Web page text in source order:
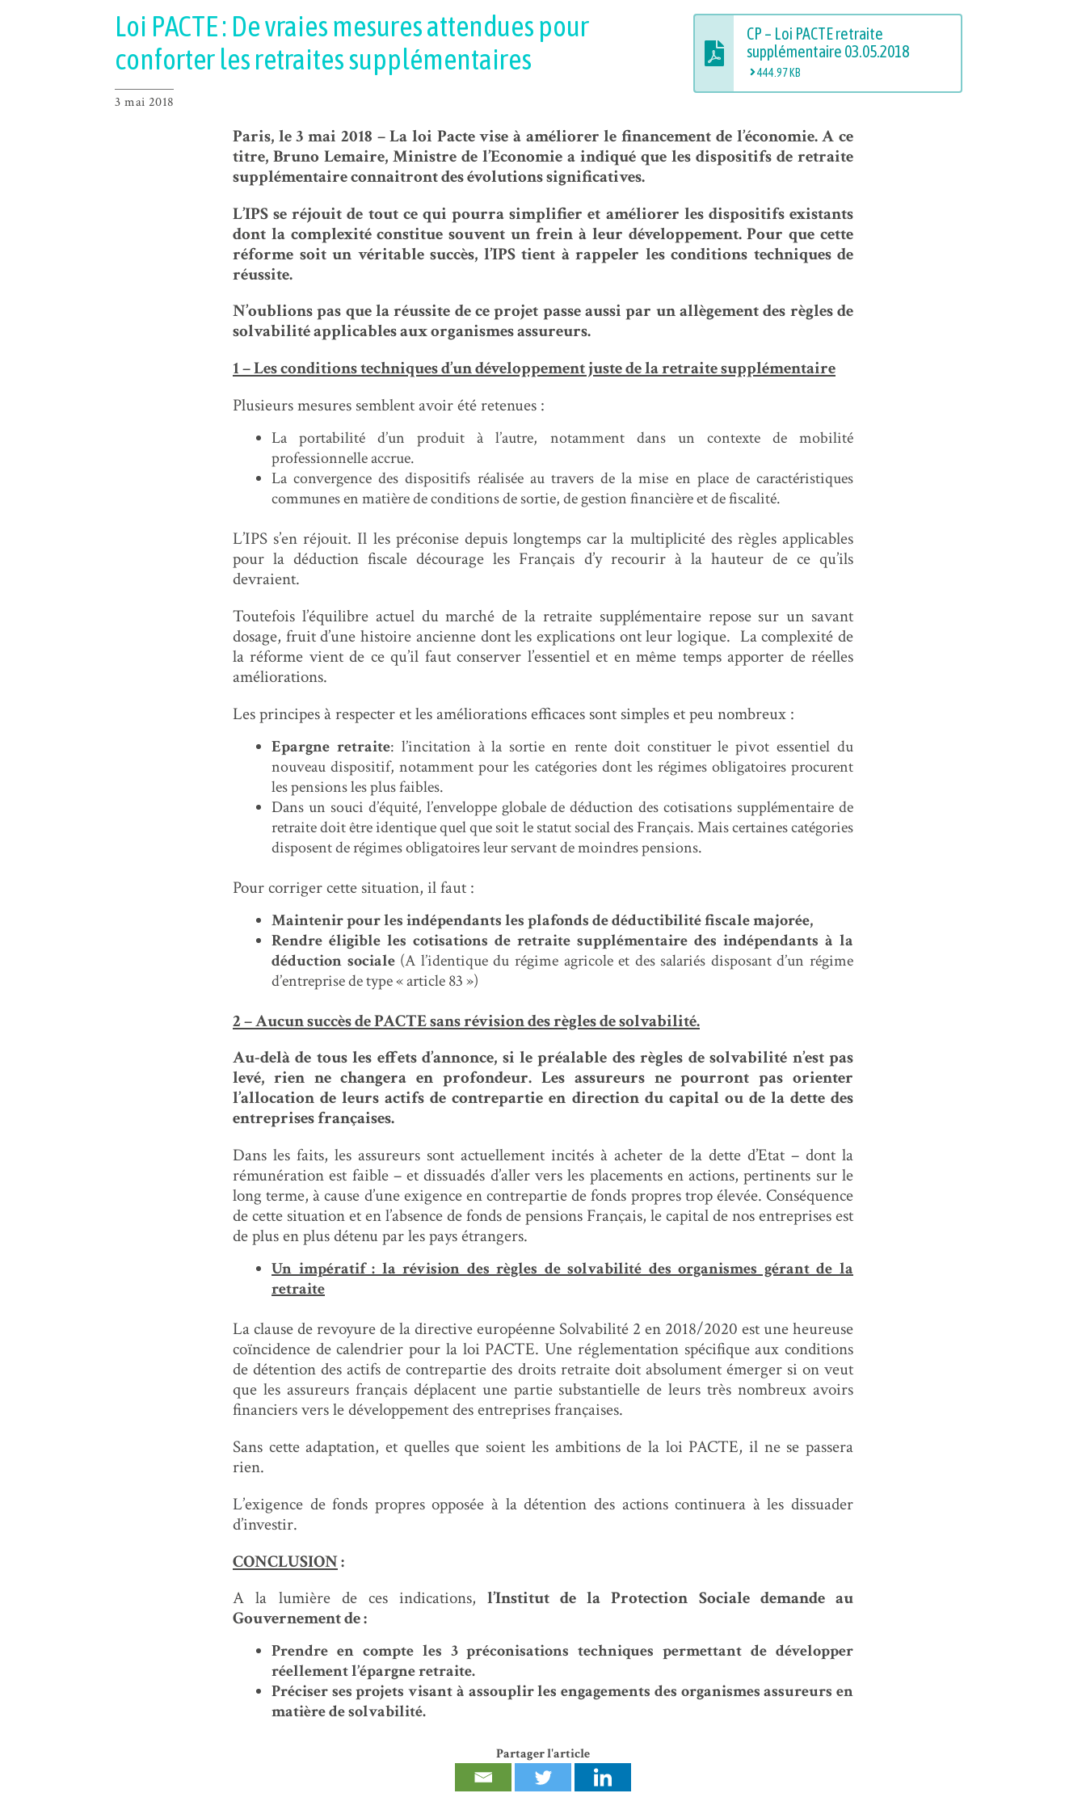
Loi PACTE : De vraies mesures attendues pour
conforter les retraites supplémentaires
3 mai 2018
CP – Loi PACTE retraite
supplémentaire 03.05.2018
444.97 KB
Paris, le 3 mai 2018 – La loi Pacte vise à améliorer le financement de l’économie. A ce
titre, Bruno Lemaire, Ministre de l’Economie a indiqué que les dispositifs de retraite
supplémentaire connaitront des évolutions significatives.
L’IPS se réjouit de tout ce qui pourra simplifier et améliorer les dispositifs existants
dont la complexité constitue souvent un frein à leur développement. Pour que cette
réforme soit un véritable succès, l’IPS tient à rappeler les conditions techniques de
réussite.
N’oublions pas que la réussite de ce projet passe aussi par un allègement des règles de
solvabilité applicables aux organismes assureurs.
1 – Les conditions techniques d’un développement juste de la retraite supplémentaire
Plusieurs mesures semblent avoir été retenues :
La portabilité d’un produit à l’autre, notamment dans un contexte de mobilité
professionnelle accrue.
La convergence des dispositifs réalisée au travers de la mise en place de caractéristiques
communes en matière de conditions de sortie, de gestion financière et de fiscalité.
L’IPS s’en réjouit. Il les préconise depuis longtemps car la multiplicité des règles applicables
pour la déduction fiscale décourage les Français d’y recourir à la hauteur de ce qu’ils
devraient.
Toutefois l’équilibre actuel du marché de la retraite supplémentaire repose sur un savant
dosage, fruit d’une histoire ancienne dont les explications ont leur logique. La complexité de
la réforme vient de ce qu’il faut conserver l’essentiel et en même temps apporter de réelles
améliorations.
Les principes à respecter et les améliorations efficaces sont simples et peu nombreux :
Epargne retraite: l’incitation à la sortie en rente doit constituer le pivot essentiel du
nouveau dispositif, notamment pour les catégories dont les régimes obligatoires procurent
les pensions les plus faibles.
Dans un souci d’équité, l’enveloppe globale de déduction des cotisations supplémentaire de
retraite doit être identique quel que soit le statut social des Français. Mais certaines catégories
disposent de régimes obligatoires leur servant de moindres pensions.
Pour corriger cette situation, il faut :
Maintenir pour les indépendants les plafonds de déductibilité fiscale majorée,
Rendre éligible les cotisations de retraite supplémentaire des indépendants à la
déduction sociale(A l’identique du régime agricole et des salariés disposant d’un régime
d’entreprise de type « article 83 »)
2 – Aucun succès de PACTE sans révision des règles de solvabilité.
Au-delà de tous les effets d’annonce, si le préalable des règles de solvabilité n’est pas
levé, rien ne changera en profondeur. Les assureurs ne pourront pas orienter
l’allocation de leurs actifs de contrepartie en direction du capital ou de la dette des
entreprises françaises.
Dans les faits, les assureurs sont actuellement incités à acheter de la dette d’Etat – dont la
rémunération est faible – et dissuadés d’aller vers les placements en actions, pertinents sur le
long terme, à cause d’une exigence en contrepartie de fonds propres trop élevée. Conséquence
de cette situation et en l’absence de fonds de pensions Français, le capital de nos entreprises est
de plus en plus détenu par les pays étrangers.
Un impératif : la révision des règles de solvabilité des organismes gérant de la
retraite
La clause de revoyure de la directive européenne Solvabilité 2 en 2018/2020 est une heureuse
coïncidence de calendrier pour la loi PACTE. Une réglementation spécifique aux conditions
de détention des actifs de contrepartie des droits retraite doit absolument émerger si on veut
que les assureurs français déplacent une partie substantielle de leurs très nombreux avoirs
financiers vers le développement des entreprises françaises.
Sans cette adaptation, et quelles que soient les ambitions de la loi PACTE, il ne se passera
rien.
L’exigence de fonds propres opposée à la détention des actions continuera à les dissuader
d’investir.
CONCLUSION:
A la lumière de ces indications, l’Institut de la Protection Sociale demande au
Gouvernement de :
Prendre en compte les 3 préconisations techniques permettant de développer
réellement l’épargne retraite.
Préciser ses projets visant à assouplir les engagements des organismes assureurs en
matière de solvabilité.
Partager l'article